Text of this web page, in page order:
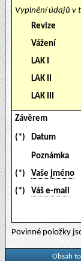
Vyplnění údajů v
Revize
Vážení
LAK I
LAK II
LAK III
Závěrem
(*) Datum
Poznámka
(*)
Vaše jméno
(*)
Váš e-mail
Povinné položky
Obsah